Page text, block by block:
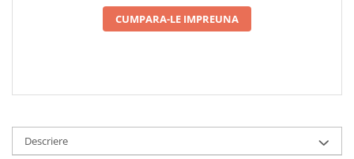
CUMPARA-LE IMPREUNA
Descriere